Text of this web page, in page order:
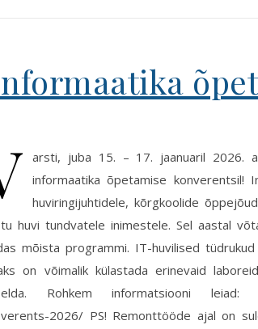
arsti, juba 15. – 17. jaanuaril 2026.
informaatika õpetamise konverentsil!
huviringijuhtidele, kõrgkoolide
huvi tundvatele inimestele. Sel aastal
mõista programmi. IT-huvilised
on võimalik külastada erinevaid
Rohkem informatsiooni leiad:
2026/ PS! Remonttööde ajal on